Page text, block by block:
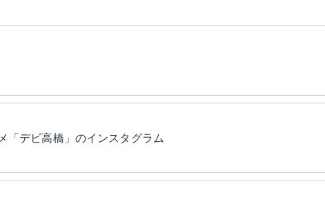
「デビ高橋」のインスタグラム